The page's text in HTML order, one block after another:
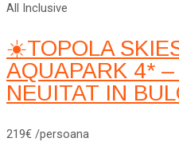
All Inclusive
☀️TOPOLA
AQUAPARK 4*
NEUITAT IN
219€ /persoana